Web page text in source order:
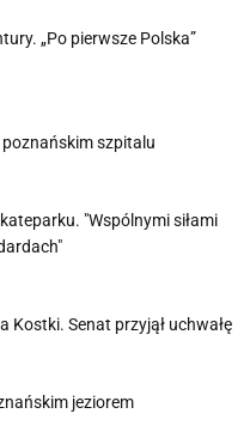
„Po pierwsze Polska”
szpitalu
"Wspólnymi siłami
Kostki. Senat przyjął uchwałę
jeziorem